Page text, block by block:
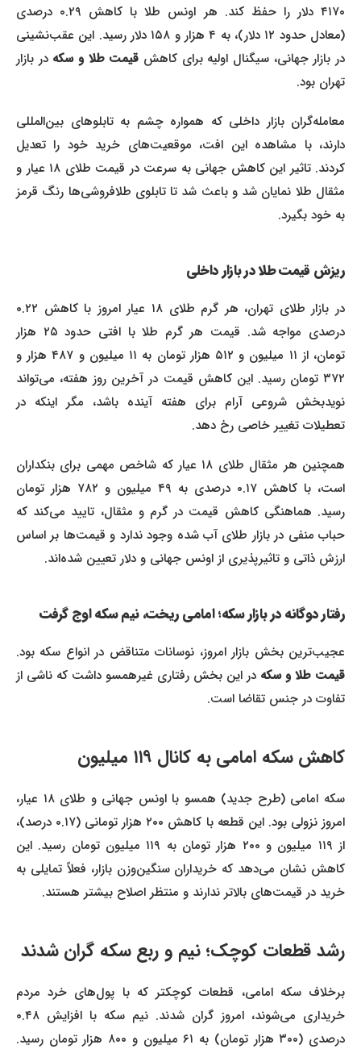
۴۱۷۰ دلار را حفظ کند. هر اونس طلا با کاهش ۰.۲۹ درصدی
(معادل حدود ۱۲ دلار)، به ۴ هزار و ۱۵۸ دلار رسید. این عقب‌نشینی
در بازار جهانی، سیگنال اولیه برای کاهشقیمت طلا و سکهدر بازار
تهران بود.
معامله‌گران بازار داخلی که همواره چشم به تابلوهای بین‌المللی
دارند، با مشاهده این افت، موقعیت‌های خرید خود را تعدیل
کردند. تاثیر این کاهش جهانی به سرعت در قیمت طلای ۱۸ عیار و
مثقال طلا نمایان شد و باعث شد تا تابلوی طلافروشی‌ها رنگ قرمز
به خود بگیرد.
ریزش قیمت طلا در بازار داخلی
در بازار طلای تهران، هر گرم طلای ۱۸ عیار امروز با کاهش ۰.۲۲
درصدی مواجه شد. قیمت هر گرم طلا با افتی حدود ۲۵ هزار
تومان، از ۱۱ میلیون و ۵۱۲ هزار تومان به ۱۱ میلیون و ۴۸۷ هزار و
۳۷۲ تومان رسید. این کاهش قیمت در آخرین روز هفته، می‌تواند
نویدبخش شروعی آرام برای هفته آینده باشد، مگر اینکه در
تعطیلات تغییر خاصی رخ دهد.
همچنین هر مثقال طلای ۱۸ عیار که شاخص مهمی برای بنکداران
است، با کاهش ۰.۱۷ درصدی به ۴۹ میلیون و ۷۸۲ هزار تومان
رسید. هماهنگی کاهش قیمت در گرم و مثقال، تایید می‌کند که
حباب منفی در بازار طلای آب شده وجود ندارد و قیمت‌ها بر اساس
ارزش ذاتی و تاثیرپذیری از اونس جهانی و دلار تعیین شده‌اند.
رفتار دوگانه در بازار سکه؛ امامی ریخت، نیم سکه اوج گرفت
عجیب‌ترین بخش بازار امروز، نوسانات متناقض در انواع سکه بود.
قیمت طلا و سکهدر این بخش رفتاری غیرهمسو داشت که ناشی از
تفاوت در جنس تقاضا است.
کاهش سکه امامی به کانال ۱۱۹ میلیون
سکه امامی (طرح جدید) همسو با اونس جهانی و طلای ۱۸ عیار،
امروز نزولی بود. این قطعه با کاهش ۲۰۰ هزار تومانی (۰.۱۷ درصد)،
از ۱۱۹ میلیون و ۲۰۰ هزار تومان به ۱۱۹ میلیون تومان رسید. این
کاهش نشان می‌دهد که خریداران سنگین‌وزن بازار، فعلاً تمایلی به
خرید در قیمت‌های بالاتر ندارند و منتظر اصلاح بیشتر هستند.
رشد قطعات کوچک؛ نیم و ربع سکه گران شدند
برخلاف سکه امامی، قطعات کوچکتر که با پول‌های خرد مردم
خریداری می‌شوند، امروز گران شدند. نیم سکه با افزایش ۰.۴۸
درصدی (۳۰۰ هزار تومان) به ۶۱ میلیون و ۸۰۰ هزار تومان رسید.